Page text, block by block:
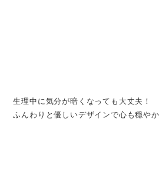
生理中に気分が暗くなっても大丈夫！
ふんわりと優しいデザインで心も穏や